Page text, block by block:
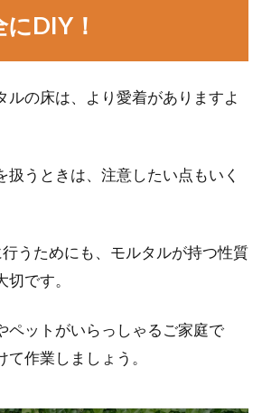
DIY！
ルの床は、より愛着がありますよ
扱うときは、注意したい点もいく
うためにも、モルタルが持つ性質
です。
ペットがいらっしゃるご家庭で
作業しましょう。